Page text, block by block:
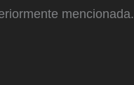
mencionada.